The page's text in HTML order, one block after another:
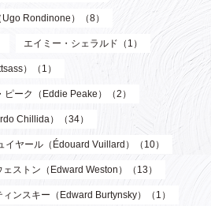
Rondinone）（8）
エイミー・シェラルド（1）
）（1）
ピーク（Eddie Peake）（2）
Chillida）（34）
イヤール（Édouard Vuillard）（10）
ストン（Edward Weston）（13）
ンスキー（Edward Burtynsky）（1）